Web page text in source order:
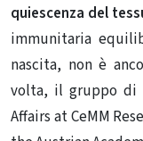
quiescenza del
immunitaria
nascita, non è
volta, il gruppo di
Affairs at CeMM